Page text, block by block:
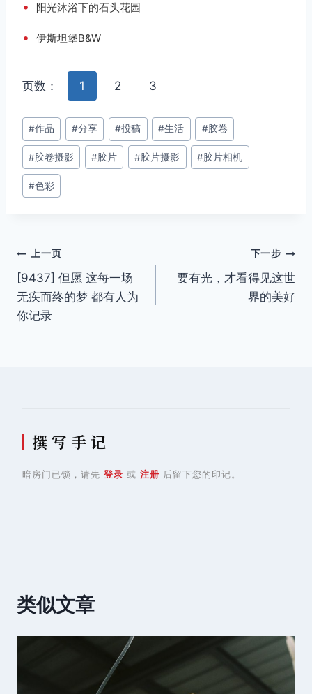
• 阳光沐浴下的石头花园
• 伊斯坦堡B&W
页数： 1 2 3
文
章
标
签：
#作品 #分享 #投稿 #生活 #胶卷
#胶卷摄影 #胶片 #胶片摄影 #胶片相机
#色彩
文
章
导
上一页
[9437] 但愿 这每一场
无疾而终的梦 都有人为
你记录
下一步
要有光，才看得见这世
界的美好
撰 写 手 记
暗房门已锁，请先 登录 或 注册 后留下您的印记。
类似文章